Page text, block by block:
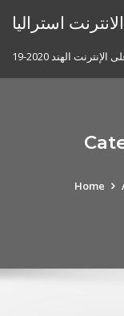
استراليا
الهند 2020-19
Home